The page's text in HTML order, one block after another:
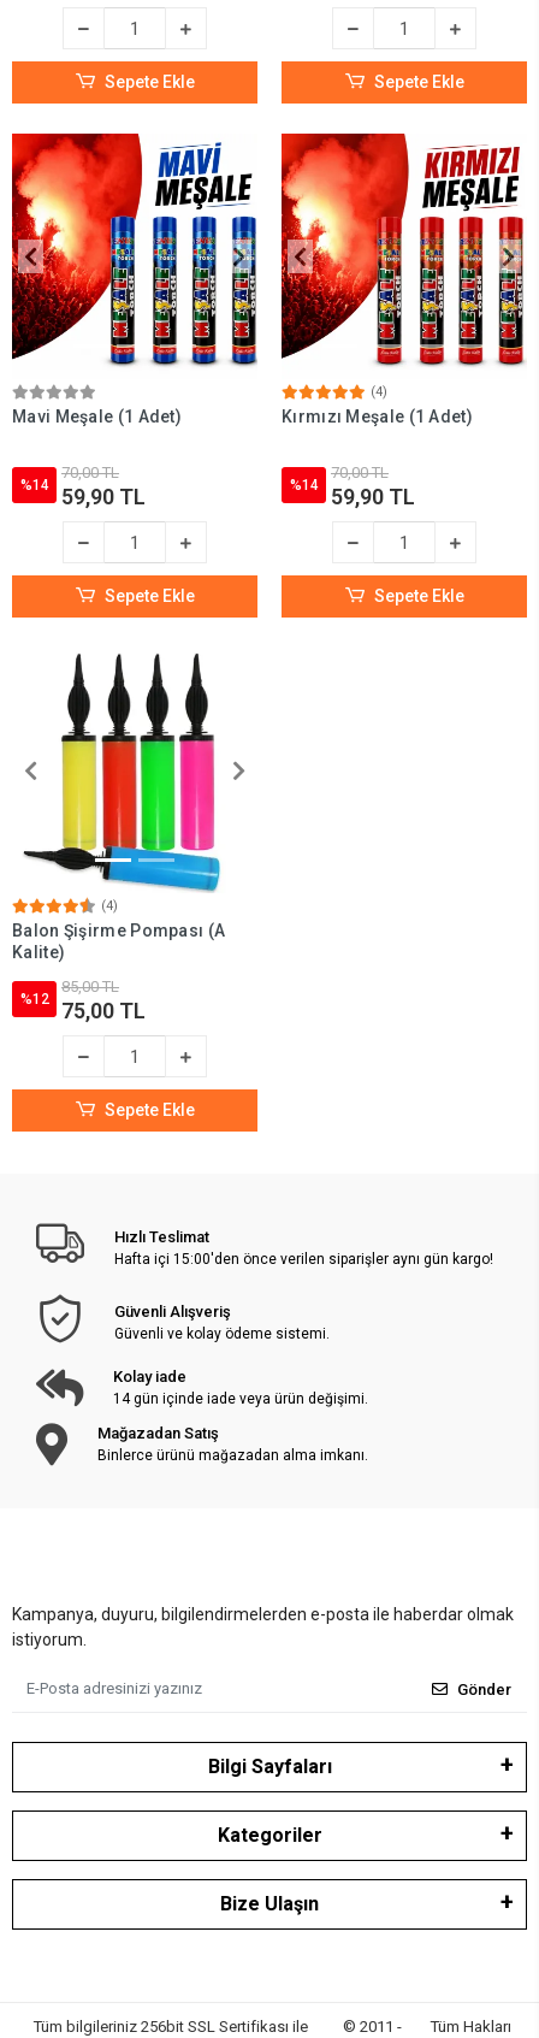
Sepete Ekle Sepete Ekle
Mavi Meşale (1 Adet)
%14
70,00 TL
59,90 TL
Sepete Ekle
(4)
Kırmızı Meşale (1 Adet)
%14
70,00 TL
59,90 TL
Sepete Ekle
(4)
Balon Şişirme Pompası (A
Kalite)
%12
85,00 TL
75,00 TL
Sepete Ekle
Hızlı Teslimat
Hafta içi 15:00'den önce verilen siparişler aynı gün kargo!
Güvenli Alışveriş
Güvenli ve kolay ödeme sistemi.
Kolay iade
14 gün içinde iade veya ürün değişimi.
Mağazadan Satış
Binlerce ürünü mağazadan alma imkanı.
Kampanya, duyuru, bilgilendirmelerden e-posta ile haberdar olmak
istiyorum.
Gönder
Bilgi Sayfaları
Kategoriler
Bize Ulaşın
Tüm bilgileriniz 256bit SSL Sertifikası ile © 2011 - Tüm Hakları